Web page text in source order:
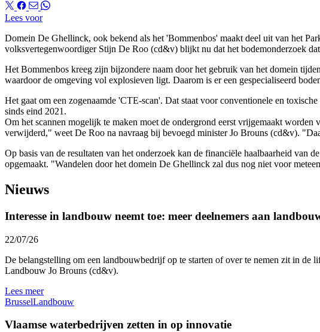
Lees voor
Domein De Ghellinck, ook bekend als het 'Bommenbos' maakt deel uit van het
volksvertegenwoordiger Stijn De Roo (cd&v) blijkt nu dat het bodemonderzoek
Het Bommenbos kreeg zijn bijzondere naam door het gebruik van het domein
waardoor de omgeving vol explosieven ligt. Daarom is er een gespecialiseerd
Het gaat om een zogenaamde 'CTE-scan'. Dat staat voor conventionele en
sinds eind 2021.
Om het scannen mogelijk te maken moet de ondergrond eerst vrijgemaakt
verwijderd," weet De Roo na navraag bij bevoegd minister Jo Brouns (cd&v).
Op basis van de resultaten van het onderzoek kan de financiële haalbaarheid van
opgemaakt. "Wandelen door het domein De Ghellinck zal dus nog niet voor
Nieuws
Interesse in landbouw neemt toe: meer deelnemers aan
22/07/26
De belangstelling om een landbouwbedrijf op te starten of over te nemen zit in
Landbouw Jo Brouns (cd&v).
Lees meer
BrusselLandbouw
Vlaamse waterbedrijven zetten in op innovatie